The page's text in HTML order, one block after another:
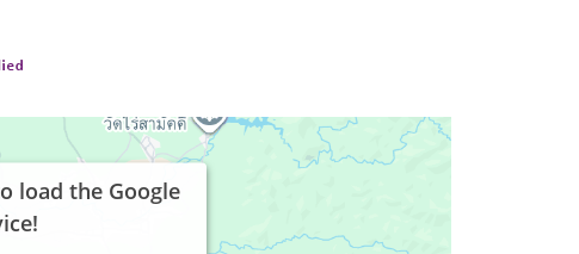
load the Google